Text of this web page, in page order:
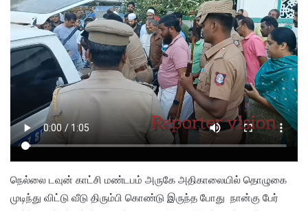
நெல்லை டவுன் காட்சி மண்டபம் அருகே அதிகாலையில் தொழுகை
முடிந்து விட்டு வீடு திரும்பி கொண்டு இருந்த போது நான்கு பேர்